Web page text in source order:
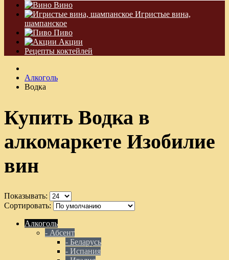
Вино
Игристые вина,
шампанское
Пиво
Акции
Рецепты коктейлей
Алкоголь
Водка
Купить Водка в
алкомаркете Изобилие
вин
Показывать:
Сортировать:
Алкоголь
- Абсент
- Беларусь
- Испания